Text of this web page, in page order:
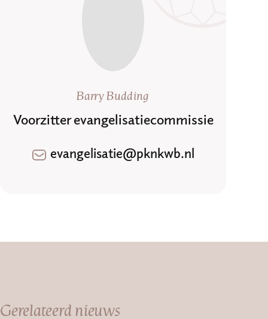
Barry Budding
Voorzitter evangelisatiecommissie
evangelisatie@pknkwb.nl
Gerelateerd nieuws